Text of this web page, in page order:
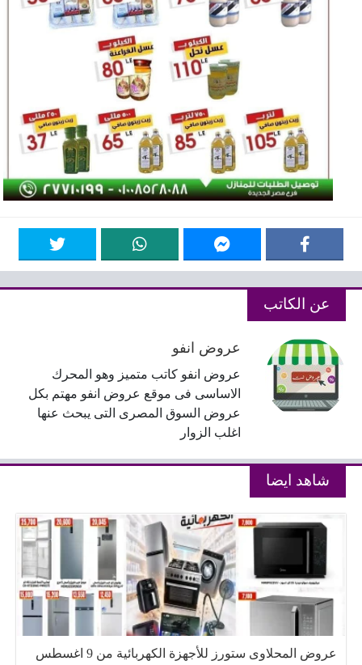
عن الكاتب
عروض انفو
عروض انفو كاتب متميز وهو المحرك
الاساسى فى موقع عروض انفو مهتم بكل
عروض السوق المصرى التى يبحث عنها
اغلب الزوار
شاهد ايضا
عروض المحلاوى ستورز للأجهزة الكهربائية من 9 اغسطس